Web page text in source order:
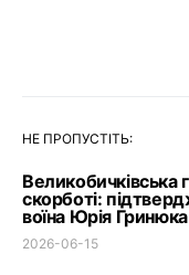
НЕ ПРОПУСТІТЬ:
Великобичківська
скорботі:
воїна Юрія Гринюка
2026-06-15